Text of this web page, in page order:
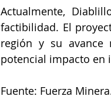
Actualmente,
factibilidad. El
región y su
potencial impacto en
Fuente: Fuerza